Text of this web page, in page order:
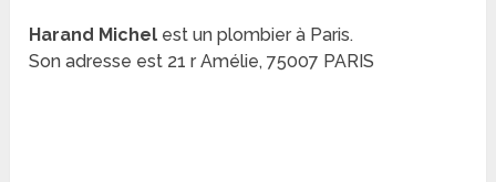
Harand Michel est un plombier à Paris.
Son adresse est 21 r Amélie, 75007 PARIS